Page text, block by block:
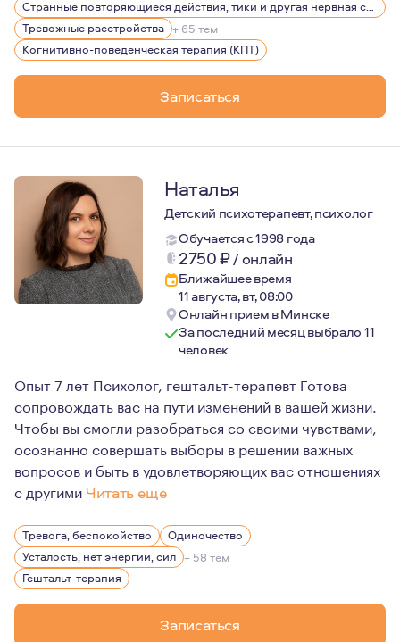
Странные повторяющиеся действия, тики и другая нервная симптоматика
Тревожные расстройства + 65 тем
Когнитивно-поведенческая терапия (КПТ)
Записаться
Наталья
Детский психотерапевт, психолог
Обучается с 1998 года
2750₽/ онлайн
Ближайшее время
11 августа, вт, 08:00
Онлайн прием в Минске
За последний месяц выбрало 11
человек
Опыт 7 лет Психолог, гештальт-терапевт Готова
сопровождать вас на пути изменений в вашей жизни.
Чтобы вы смогли разобраться со своими чувствами,
осознанно совершать выборы в решении важных
вопросов и быть в удовлетворяющих вас отношениях
с другими Читать еще
Я прошла большой путь профессионального и
Тревога, беспокойство
Одиночество
Усталость, нет энергии, сил + 58 тем
Гештальт-терапия
Записаться